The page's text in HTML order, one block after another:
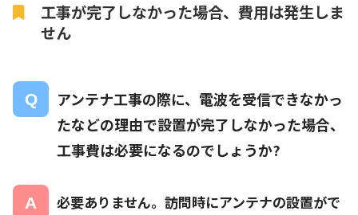
工事が完了しなかった場合、費用は発生しま
せん
アンテナ工事の際に、電波を受信できなかっ
たなどの理由で設置が完了しなかった場合、
工事費は必要になるのでしょうか?
必要ありません。訪問時にアンテナの設置がで